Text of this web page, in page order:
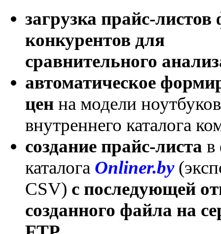
загрузка прайс-
конкурентов для
сравнительного
автоматическое
цен на модели
внутреннего каталога
создание прайс-листа в
каталога Onliner.by
CSV) с последующей
созданного файла на